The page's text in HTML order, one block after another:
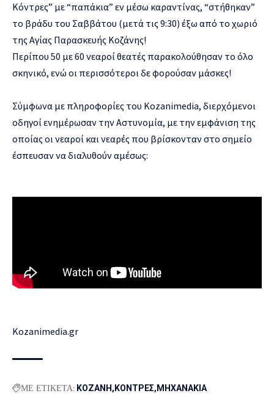
Κόντρες” με “παπάκια” εν μέσω καραντίνας, “στήθηκαν”
το βράδυ του Σαββάτου (μετά τις 9:30) έξω από το χωριό
της Αγίας Παρασκευής Κοζάνης!
Περίπου 50 με 60 νεαροί θεατές παρακολούθησαν το όλο
σκηνικό, ενώ οι περισσότεροι δε φορούσαν μάσκες!
Σύμφωνα με πληροφορίες του Kozanimedia, διερχόμενοι
οδηγοί ενημέρωσαν την Αστυνομία, με την εμφάνιση της
οποίας οι νεαροί και νεαρές που βρίσκονταν στο σημείο
έσπευσαν να διαλυθούν αμέσως:
Kozanimedia.gr
ΜΕ ΕΤΙΚΕΤΑ: ΚΟΖΑΝΗ ΚΟΝΤΡΕΣ ΜΗΧΑΝΑΚΙΑ